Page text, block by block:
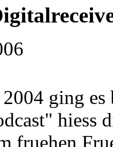
ging
hiess
fruehen